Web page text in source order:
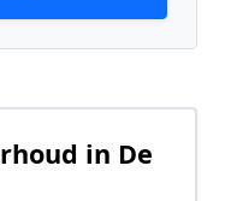
in De